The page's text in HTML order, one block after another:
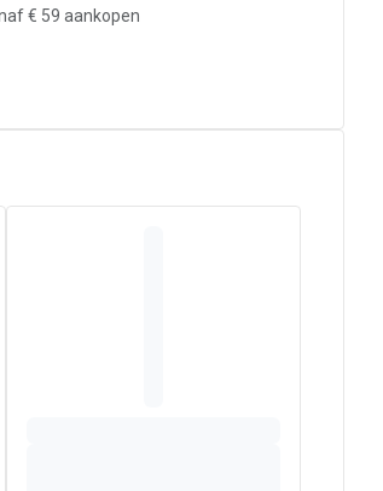
Zo blijft de huid droog en
€ 59 aankopen